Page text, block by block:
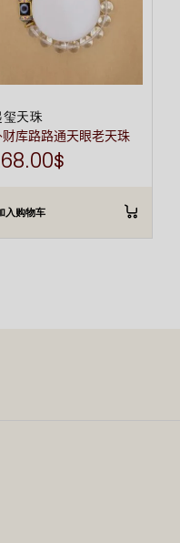
玺天珠
库路路通天眼老天珠
$
入购物车